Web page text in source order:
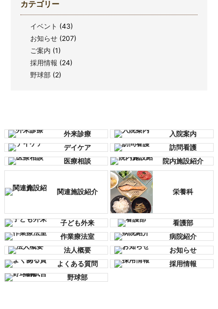
カテゴリー
イベント (43)
お知らせ (207)
ご案内 (1)
採用情報 (24)
野球部 (2)
外来診療
入院案内
デイケア
訪問看護
医療相談
院内施設紹介
関連施設紹介 栄養科
子ども外来
看護部
作業療法室
病院紹介
法人概要
お知らせ
よくある質問
採用情報
野球部